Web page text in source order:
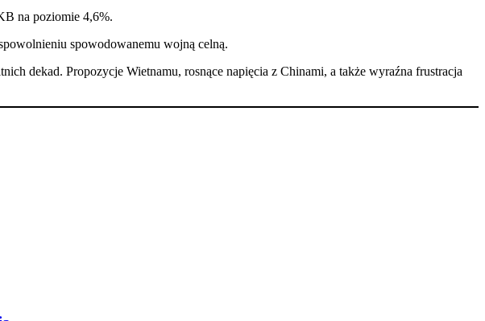
na poziomie 4,6%.
spowodowanemu wojną celną.
dekad. Propozycje Wietnamu, rosnące napięcia z Chinami, a także wyraźna frustracja